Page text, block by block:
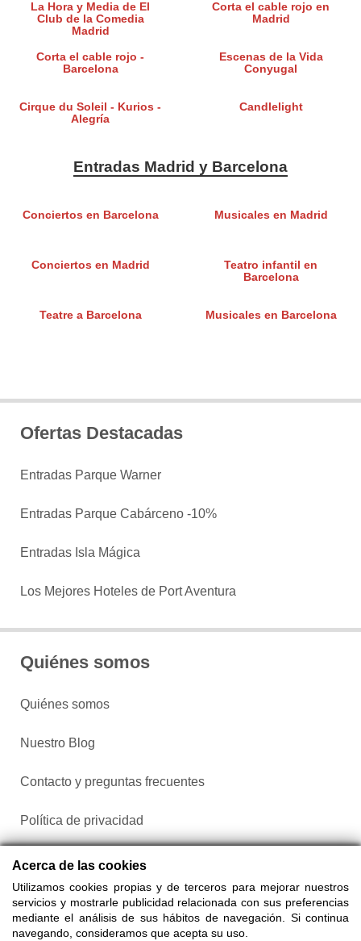
La Hora y Media de El
Club de la Comedia
Madrid
Corta el cable rojo en
Madrid
Corta el cable rojo -
Barcelona
Escenas de la Vida
Conyugal
Cirque du Soleil - Kurios -
Alegría
Candlelight
Entradas Madrid y Barcelona
Conciertos en Barcelona Musicales en Madrid
Conciertos en Madrid
Teatro infantil en
Barcelona
Teatre a Barcelona Musicales en Barcelona
Ofertas Destacadas
Entradas Parque Warner
Entradas Parque Cabárceno -10%
Entradas Isla Mágica
Los Mejores Hoteles de Port Aventura
Quiénes somos
Quiénes somos
Nuestro Blog
Contacto y preguntas frecuentes
Política de privacidad
Configurar cookies
Acerca de las cookies
Utilizamos cookies propias y de terceros para mejorar nuestros
servicios y mostrarle publicidad relacionada con sus preferencias
mediante el análisis de sus hábitos de navegación. Si continua
navegando, consideramos que acepta su uso.